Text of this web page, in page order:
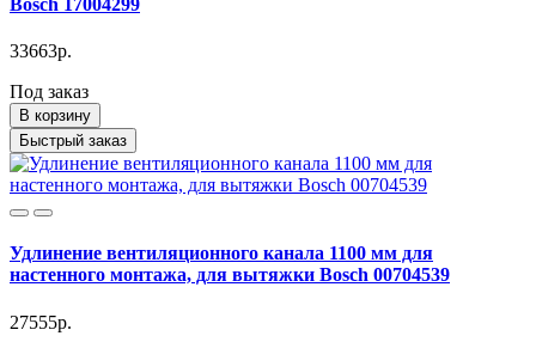
33663р.
Под заказ
В корзину
Быстрый заказ
Удлинение вентиляционного канала 1100 мм для
настенного монтажа, для вытяжки Bosch 00704539
27555р.